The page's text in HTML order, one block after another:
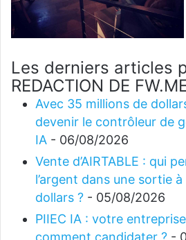
Les derniers articles
REDACTION DE
Avec 35 millions de
devenir le contrôleur de
IA - 06/08/2026
Vente d’AIRTABLE : qui
l’argent dans une sortie
dollars ? - 05/08/2026
PIIEC IA : votre
comment candidater ? -